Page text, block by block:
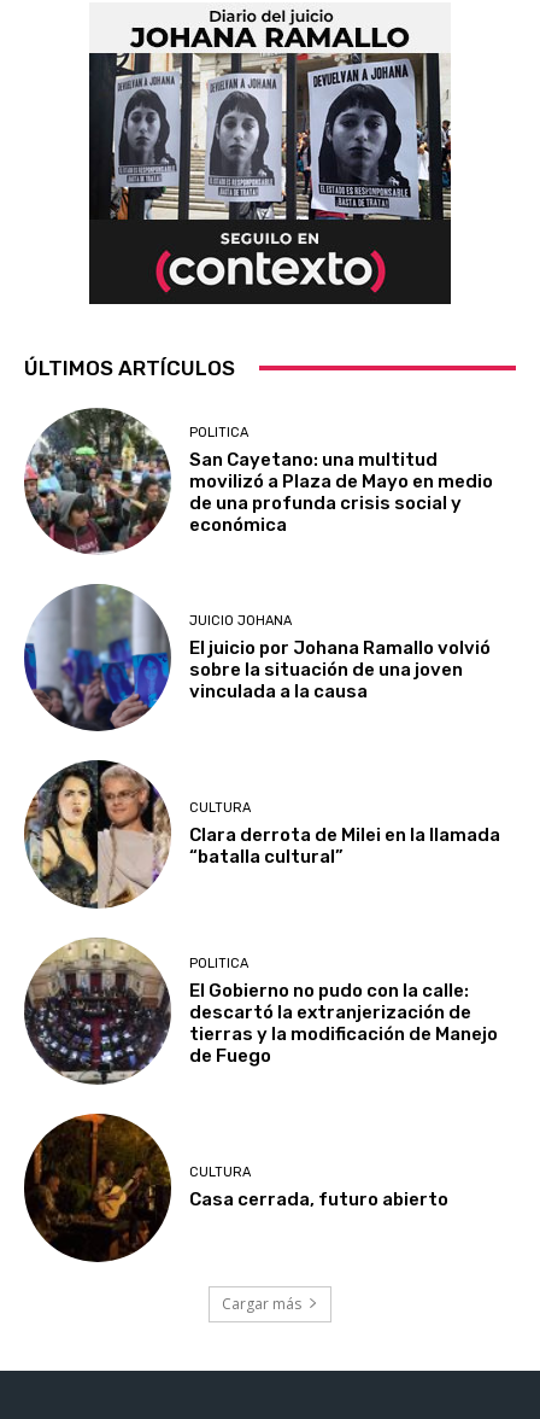
ÚLTIMOS ARTÍCULOS
POLITICA
San Cayetano: una multitud
movilizó a Plaza de Mayo en medio
de una profunda crisis social y
económica
JUICIO JOHANA
El juicio por Johana Ramallo volvió
sobre la situación de una joven
vinculada a la causa
CULTURA
Clara derrota de Milei en la llamada
“batalla cultural”
POLITICA
El Gobierno no pudo con la calle:
descartó la extranjerización de
tierras y la modificación de Manejo
de Fuego
CULTURA
Casa cerrada, futuro abierto
Cargar más